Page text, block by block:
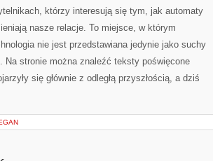
którzy interesują się tym, jak automaty
nasze relacje. To miejsce, w którym
nie jest przedstawiana jedynie jako suchy
stronie można znaleźć teksty poświęcone
się głównie z odległą przyszłością, a dziś